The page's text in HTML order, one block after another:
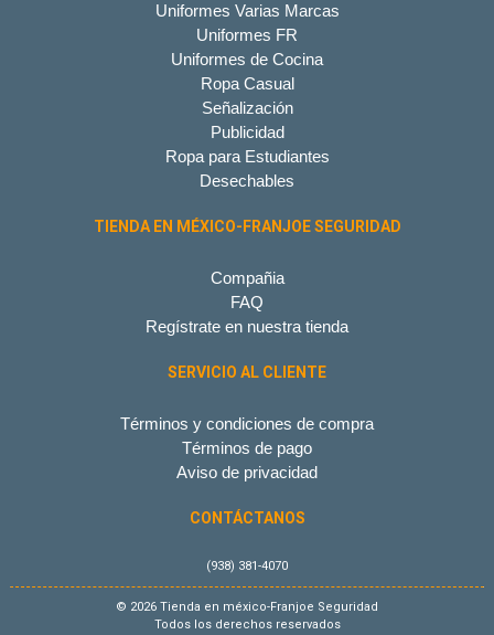
Uniformes Varias Marcas
Uniformes FR
Uniformes de Cocina
Ropa Casual
Señalización
Publicidad
Ropa para Estudiantes
Desechables
TIENDA EN MÉXICO-FRANJOE SEGURIDAD
Compañia
FAQ
Regístrate en nuestra tienda
SERVICIO AL CLIENTE
Términos y condiciones de compra
Términos de pago
Aviso de privacidad
CONTÁCTANOS
(938) 381-4070
© 2026 Tienda en méxico-Franjoe Seguridad
Todos los derechos reservados